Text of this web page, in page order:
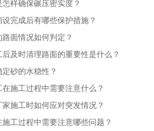
样确保碾压密实度？
完成后有哪些保护措施？
面情况如何判定？
及时清理路面的重要性是什么？
砂的水稳性？
施工过程中需要注意什么？
施工时如何应对突发情况？
工过程中需要注意哪些问题？